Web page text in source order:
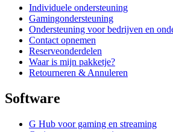
Individuele ondersteuning
Gamingondersteuning
Ondersteuning voor bedrijven en
Contact opnemen
Reserveonderdelen
Waar is mijn pakketje?
Retourneren & Annuleren
Software
G Hub voor gaming en streaming